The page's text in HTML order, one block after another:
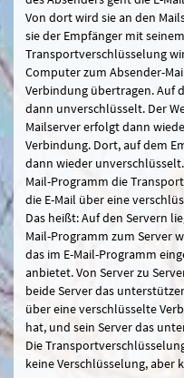
Von dort wird sie an den
sie der Empfänger mit
Transportverschlüsselung
Computer zum Absender-
Verbindung übertragen. Auf
dann unverschlüsselt. Der
Mailserver erfolgt dann
Verbindung. Dort, auf dem
dann wieder
Mail-Programm die
die E-Mail über eine
Das heißt: Auf den Servern
Mail-Programm zum Server
das im E-Mail-Programm
anbietet. Von Server zu
beide Server das
über eine verschlüsselte
hat, und sein Server das
Die
keine Verschlüsselung, aber